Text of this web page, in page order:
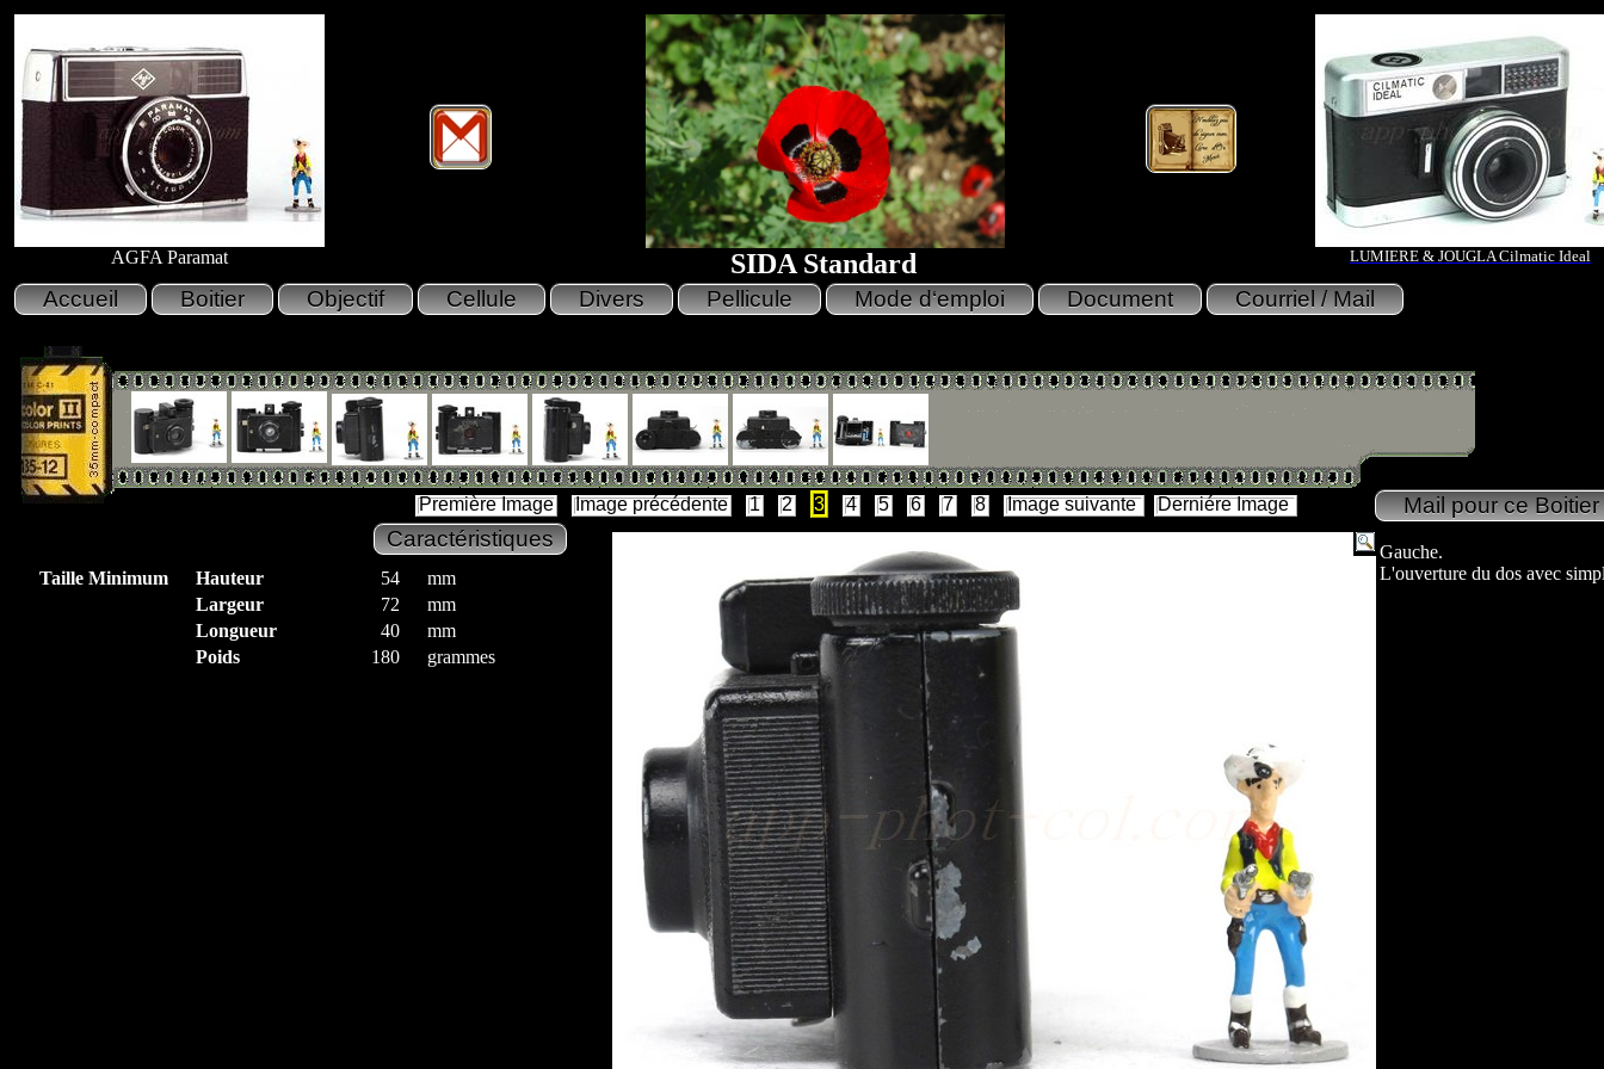
AGFA Paramat LUMIERE & JOUGLA Cilmatic Ideal
SIDA Standard
Première Image Image précédente 1 2 3 4 5 6 7 8 Image suivante Derniére Image
Taille Minimum Hauteur 54
mm
Largeur
72
mm
Longueur
40
mm
Poids
180 grammes
Gauche.
L'ouverture du dos avec